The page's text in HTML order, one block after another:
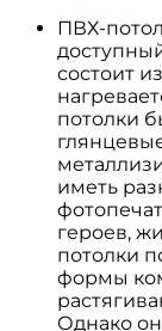
ПВХ-
состоит
потолки
иметь
героев,
потолки
формы
Однако